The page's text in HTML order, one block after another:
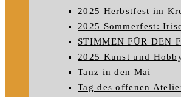
2025 Herbstfest im
2025 Sommerfest:
STIMMEN FÜR DEN
2025 Kunst und
Tanz in den Mai
Tag des offenen